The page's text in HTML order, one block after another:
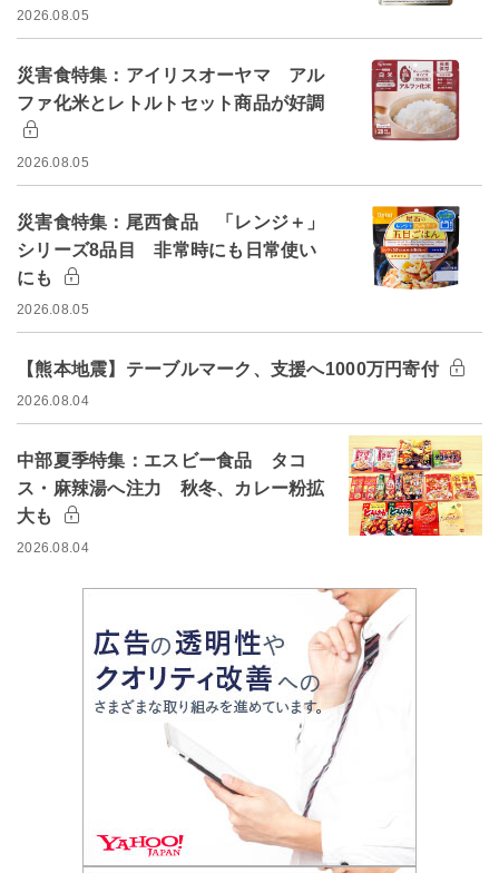
2026.08.05
災害食特集：アイリスオーヤマ アル
ファ化米とレトルトセット商品が好調
2026.08.05
災害食特集：尾西食品 「レンジ＋」
シリーズ8品目 非常時にも日常使い
にも
2026.08.05
【熊本地震】テーブルマーク、支援へ1000万円寄付
2026.08.04
中部夏季特集：エスビー食品 タコ
ス・麻辣湯へ注力 秋冬、カレー粉拡
大も
2026.08.04